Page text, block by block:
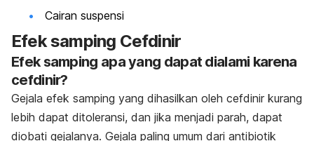
Cairan suspensi
Efek samping Cefdinir
Efek samping apa yang dapat dialami karena
cefdinir?
Gejala efek samping yang dihasilkan oleh cefdinir kurang
lebih dapat ditoleransi, dan jika menjadi parah, dapat
diobati gejalanya. Gejala paling umum dari antibiotik